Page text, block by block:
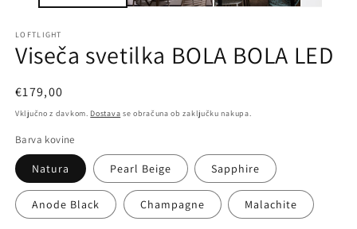
LOFTLIGHT
Viseča svetilka BOLA BOLA LED
Redna
cena
€179,00
Vključno z davkom. Dostava se obračuna ob zaključku nakupa.
Barva kovine
Natura Pearl Beige Sapphire
Anode Black Champagne Malachite